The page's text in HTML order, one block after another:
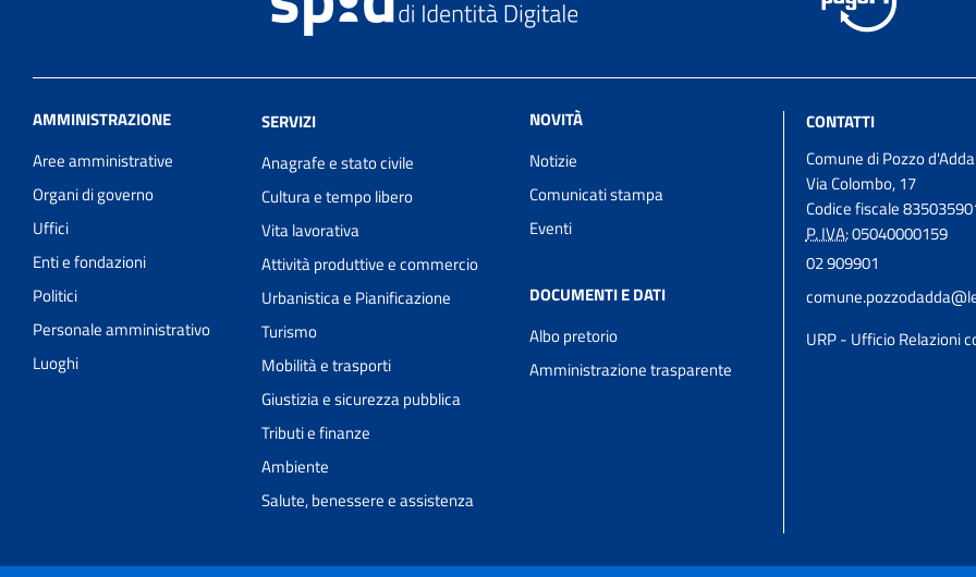
AMMINISTRAZIONE
Aree amministrative
Organi di governo
Uffici
Enti e fondazioni
Politici
Personale amministrativo
Luoghi
SERVIZI
Anagrafe e stato civile
Cultura e tempo libero
Vita lavorativa
Attività produttive e commercio
Urbanistica e Pianificazione
Turismo
Mobilità e trasporti
Giustizia e sicurezza pubblica
Tributi e finanze
Ambiente
Salute, benessere e assistenza
NOVITÀ
Notizie
Comunicati stampa
Eventi
DOCUMENTI E DATI
Albo pretorio
Amministrazione trasparente
CONTATTI
Comune di Pozzo d'Adda
Via Colombo, 17
Codice fiscale
P. IVA:05040000159
02 909901
URP - Ufficio Relazioni